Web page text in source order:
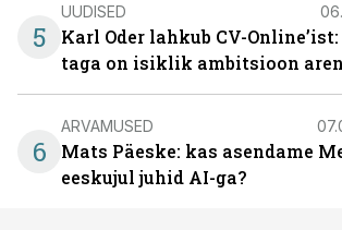
5
UUDISED
Karl Oder lahkub CV-
taga on isiklik ambitsioon
6
ARVAMUSED
Mats Päeske: kas asendame
eeskujul juhid AI-ga?